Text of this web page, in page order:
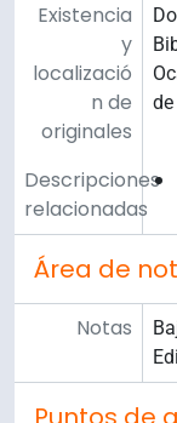
Existencia
y
localizació
n de
originales
de
Descripciones
relacionadas
Área de
Notas